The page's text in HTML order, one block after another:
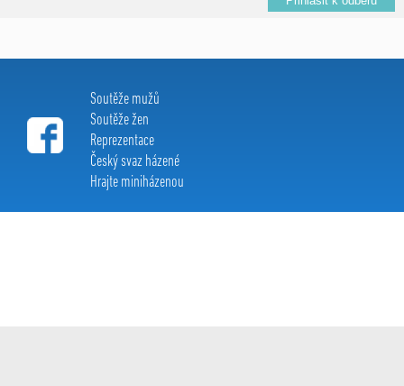
Soutěže mužů
Soutěže žen
Reprezentace
Český svaz házené
Hrajte miniházenou